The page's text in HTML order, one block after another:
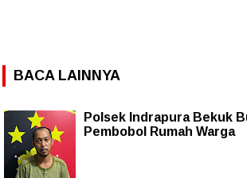
BACA LAINNYA
Polsek Indrapura Bekuk
Pembobol Rumah Warga